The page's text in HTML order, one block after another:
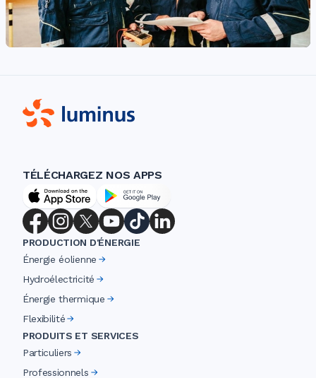
TÉLÉCHARGEZ NOS APPS
PRODUCTION D'ÉNERGIE
Énergie éolienne
Hydroélectricité
Énergie thermique
Flexibilité
PRODUITS ET SERVICES
Particuliers
Professionnels